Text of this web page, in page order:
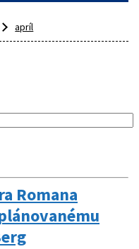
apríl
Romana